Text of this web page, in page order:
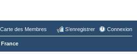
Carte des Membres Connexion
S’enregistrer
France